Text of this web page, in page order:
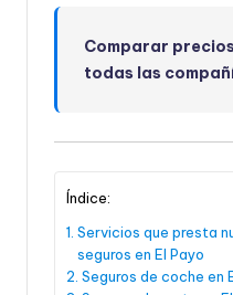
Comparar
todas las
Índice:
Servicios que presta
seguros en El Payo
Seguros de coche en